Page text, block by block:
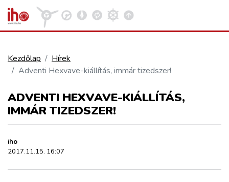
VASÚT
KÖZÚT
REPÜLÉS
KÖZLEKEDÉSFEJLESZTÉS
Kosár megtekintése
Kezdőlap
Hírek
Adventi Hexvave-kiállítás, immár tizedszer!
ADVENTI HEXVAVE-KIÁLLÍTÁS,
IMMÁR TIZEDSZER!
iho
2017.11.15. 16:07